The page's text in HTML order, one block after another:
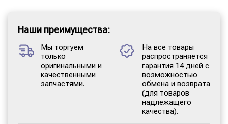
Наши преимущества:
Мы торгуем
только
оригинальными и
качественными
запчастями.
На все товары
распространяется
гарантия 14 дней с
возможностью
обмена и возврата
(для товаров
надлежащего
качества).